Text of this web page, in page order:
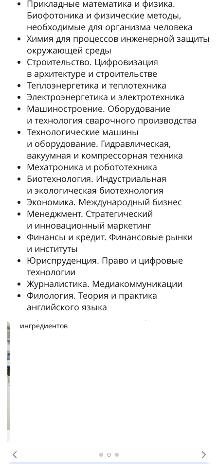
Прикладные математика и физика.
Биофотоника и физические методы,
необходимые для организма человека
Химия для процессов инженерной защиты
окружающей среды
Строительство. Цифровизация
в архитектуре и строительстве
Теплоэнергетика и теплотехника
Электроэнергетика и электротехника
Машиностроение. Оборудование
и технология сварочного производства
Технологические машины
и оборудование. Гидравлическая,
вакуумная и компрессорная техника
Мехатроника и робототехника
Биотехнология. Индустриальная
и экологическая биотехнология
Экономика. Международный бизнес
Менеджмент. Стратегический
и инновационный маркетинг
Финансы и кредит. Финансовые рынки
и институты
Юриспруденция. Право и цифровые
технологии
Журналистика. Медиакоммуникации
Филология. Теория и практика
английского языка
Предыдущее